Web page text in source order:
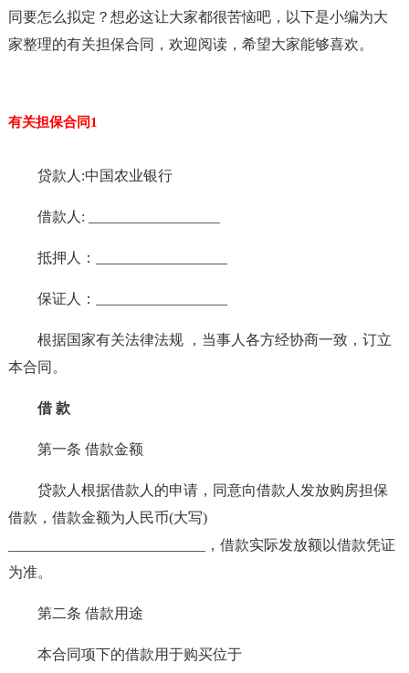
同要怎么拟定？想必这让大家都很苦恼吧，以下是小编为大
家整理的有关担保合同，欢迎阅读，希望大家能够喜欢。
有关担保合同1
贷款人:中国农业银行
借款人: __________________
抵押人：__________________
保证人：__________________
根据国家有关法律法规 ，当事人各方经协商一致，订立
本合同。
借 款
第一条 借款金额
贷款人根据借款人的申请，同意向借款人发放购房担保
借款，借款金额为人民币(大写)
___________________________，借款实际发放额以借款凭证
为准。
第二条 借款用途
本合同项下的借款用于购买位于